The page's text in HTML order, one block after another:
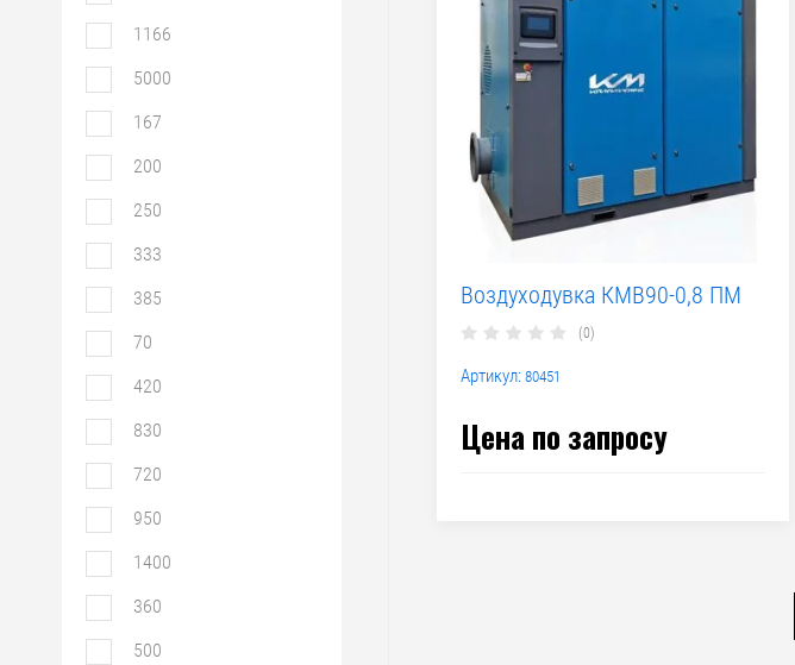
1166
5000
167
200
250
333
385
70
420
830
720
950
1400
360
500
Воздуходувка КМВ90-0,8 ПМ
(0)
Артикул: 80451
Цена по запросу